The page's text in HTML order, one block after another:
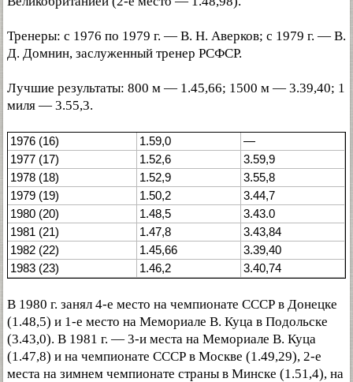
Тренеры: с 1976 по 1979 г. — В. Н. Аверков; с 1979 г. — В.
Д. Домнин, заслуженный тренер РСФСР.
Лучшие результаты: 800 м — 1.45,66; 1500 м — 3.39,40; 1
миля — 3.55,3.
1976 (16) 1.59,0
—
1977 (17)
1.52,6
3.59,9
1978 (18)
1.52,9
3.55,8
1979 (19)
1.50,2
3.44,7
1980 (20)
1.48,5
3.43.0
1981 (21)
1.47,8
3.43,84
1982 (22)
1.45,66
3.39,40
1983 (23)
1.46,2 3.40,74
В 1980 г. занял 4-е место на чемпионате СССР в Донецке
(1.48,5) и 1-е место на Мемориале В. Куца в Подольске
(3.43,0). В 1981 г. — 3-и места на Мемориале В. Куца
(1.47,8) и на чемпионате СССР в Москве (1.49,29), 2-е
места на зимнем чемпионате страны в Минске (1.51,4), на